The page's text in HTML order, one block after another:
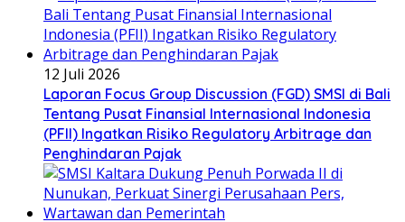
12 Juli 2026
Laporan Focus Group Discussion (FGD) SMSI di Bali
Tentang Pusat Finansial Internasional Indonesia
(PFII) Ingatkan Risiko Regulatory Arbitrage dan
Penghindaran Pajak